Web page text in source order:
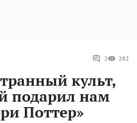
2 282
культ,
подарил нам
Поттер»